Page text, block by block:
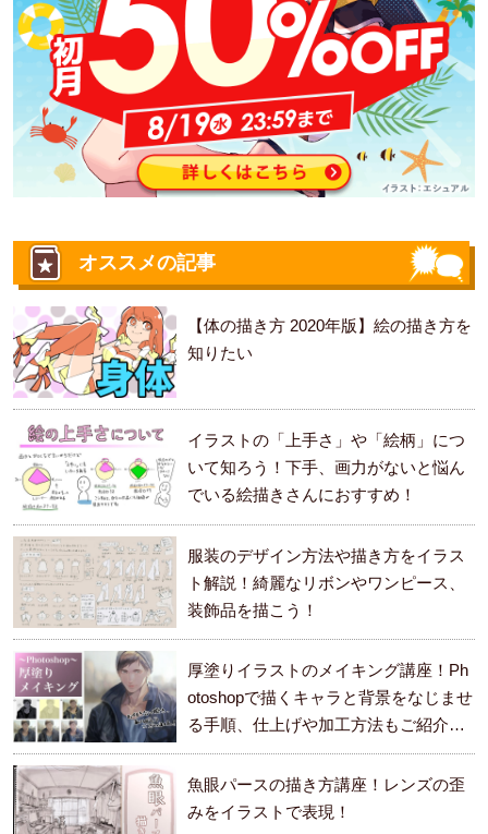
オススメの記事
【体の描き方 2020年版】絵の描き方を
知りたい
イラストの「上手さ」や「絵柄」につ
いて知ろう！下手、画力がないと悩ん
でいる絵描きさんにおすすめ！
服装のデザイン方法や描き方をイラス
ト解説！綺麗なリボンやワンピース、
装飾品を描こう！
厚塗りイラストのメイキング講座！Ph
otoshopで描くキャラと背景をなじませ
る手順、仕上げや加工方法もご紹介し
ます。
魚眼パースの描き方講座！レンズの歪
みをイラストで表現！